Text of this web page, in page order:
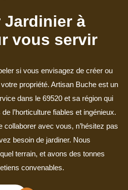
Jardinier à
vous servir
si vous envisagez de créer ou
propriété. Artisan Buche est un
dans le 69520 et sa région qui
l’horticulture fiables et ingénieux.
avec vous, n’hésitez pas
besoin de jardiner. Nous
terrain, et avons des tonnes
convenables.